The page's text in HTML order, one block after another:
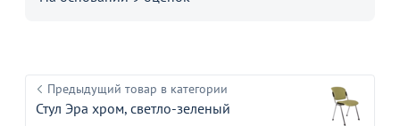
Предыдущий товар в категории
Стул Эра хром, светло-зеленый